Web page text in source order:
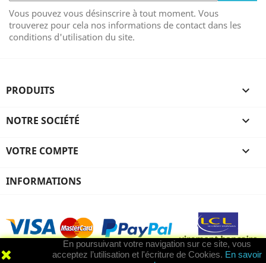
Vous pouvez vous désinscrire à tout moment. Vous
trouverez pour cela nos informations de contact dans les
conditions d'utilisation du site.
PRODUITS 
NOTRE SOCIÉTÉ 
VOTRE COMPTE 
INFORMATIONS
En poursuivant votre navigation sur ce site, vous
acceptez l’utilisation et l'écriture de Cookies. En savoir
© 2026 - Logiciel e-commerce par PrestaShop™